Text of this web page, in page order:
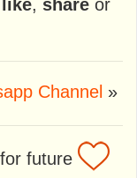
like, shareor
Channel »
future